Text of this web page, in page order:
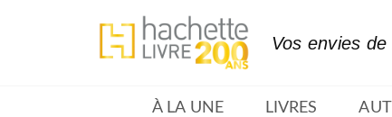
MENU RECHERCHE
Vos envies
À LA UNE LIVRES